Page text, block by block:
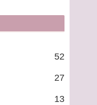
52
27
13